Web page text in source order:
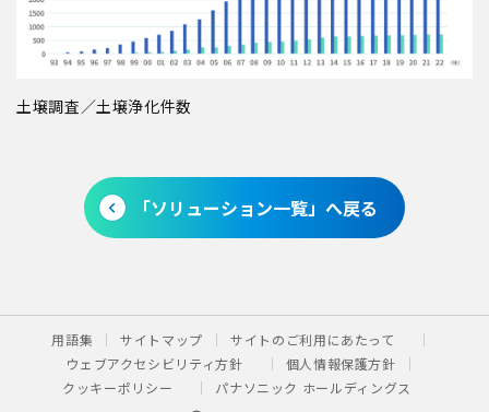
土壌調査／土壌浄化件数
「ソリューション一覧」へ戻る
用語集 サイトマップ
サイトのご利用にあたって
ウェブアクセシビリティ方針
個人情報保護方針
クッキーポリシー
パナソニック ホールディングス